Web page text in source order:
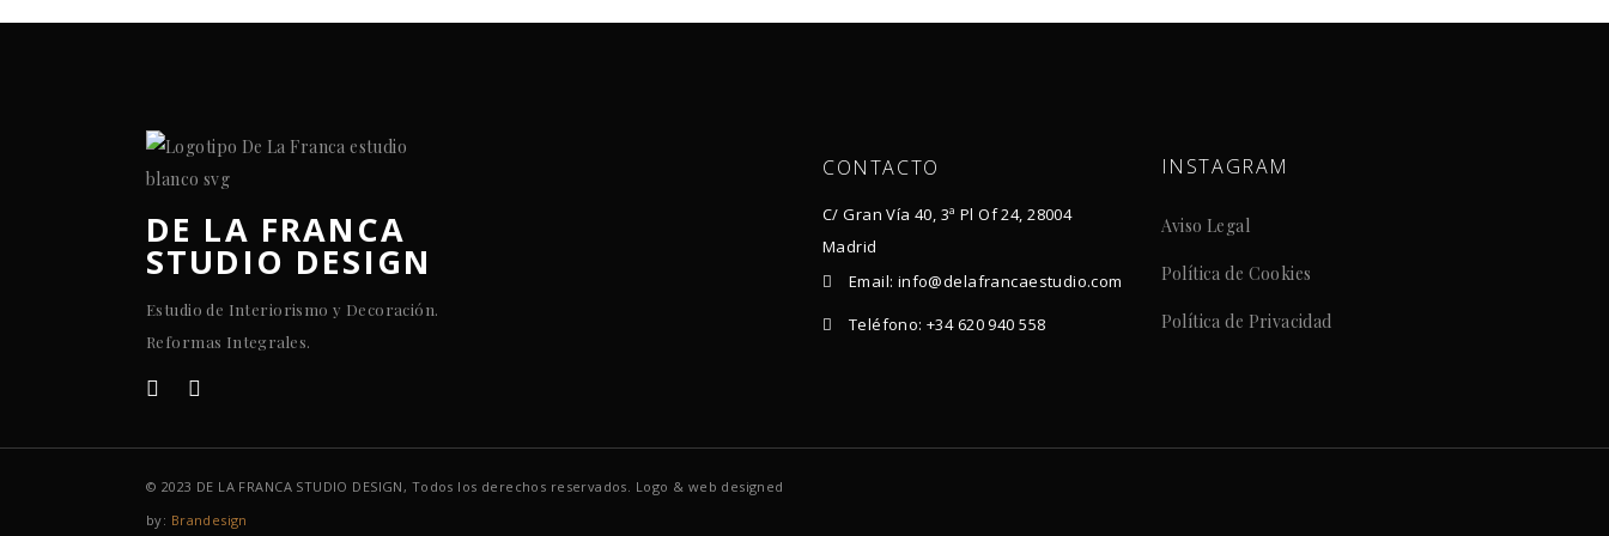
DE LA FRANCA
STUDIO DESIGN
Estudio de Interiorismo y Decoración.
Reformas Integrales.
CONTACTO
C/ Gran Vía 40, 3ª Pl Of 24, 28004
Madrid
Email: info@delafrancaestudio.com
Teléfono: +34 620 940 558
INSTAGRAM
Aviso Legal
Política de Cookies
Política de Privacidad
© 2023 DE LA FRANCA STUDIO DESIGN, Todos los derechos reservados. Logo & web designed
by: Brandesign